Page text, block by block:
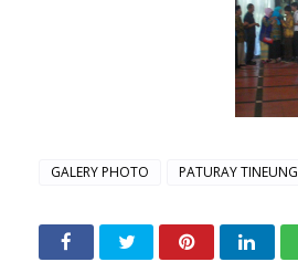
GALERY PHOTO PATURAY TINEUNG